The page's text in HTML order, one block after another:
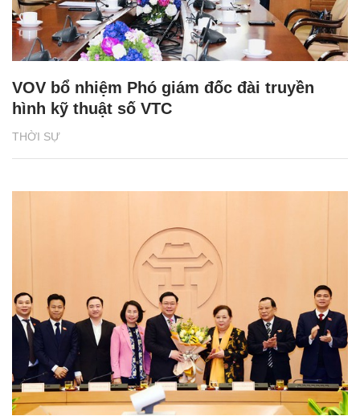
THỜI SỰ
VOV bổ nhiệm Phó giám đốc đài truyền
hình kỹ thuật số VTC